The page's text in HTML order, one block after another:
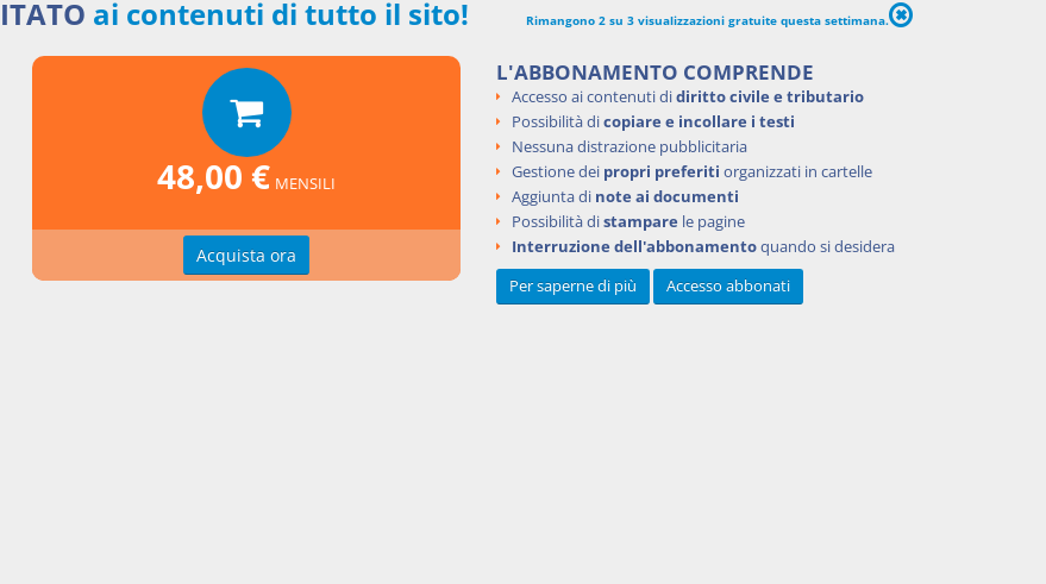
del 2016 numero 179
2016 179
ai contenuti di tutto il sito! Rimangono 2 su 3 visualizzazioni gratuite questa settimana.
48,00 € MENSILI
Acquista ora
L'ABBONAMENTO COMPRENDE
Accesso ai contenuti didiritto civile e tributario
Possibilità dicopiare e incollare i testi
Nessuna distrazione pubblicitaria
Gestione dei propri preferiti organizzati in cartelle
Aggiunta di note ai documenti
Possibilità distampare le pagine
Interruzione dell'abbonamentoquando si desidera
Per saperne di più
Accesso abbonati